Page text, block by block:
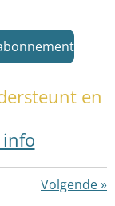
en
Volgende»